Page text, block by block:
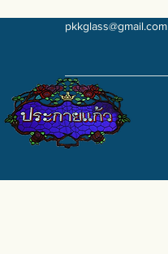
pkkglass@gmail.com